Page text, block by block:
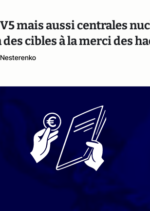
mais aussi centrales
cibles à la merci des